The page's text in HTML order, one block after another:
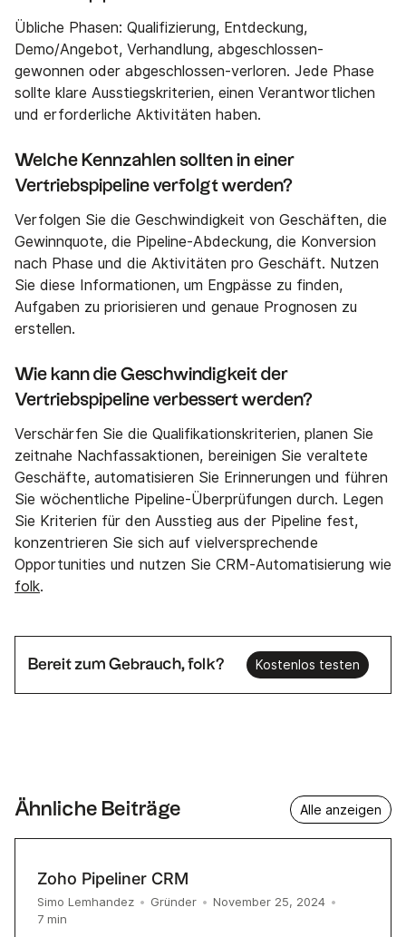
Übliche Phasen: Qualifizierung, Entdeckung,
Demo/Angebot, Verhandlung, abgeschlossen-
gewonnen oder abgeschlossen-verloren. Jede Phase
sollte klare Ausstiegskriterien, einen Verantwortlichen
und erforderliche Aktivitäten haben.
Welche Kennzahlen sollten in einer
Vertriebspipeline verfolgt werden?
Verfolgen Sie die Geschwindigkeit von Geschäften, die
Gewinnquote, die Pipeline-Abdeckung, die Konversion
nach Phase und die Aktivitäten pro Geschäft. Nutzen
Sie diese Informationen, um Engpässe zu finden,
Aufgaben zu priorisieren und genaue Prognosen zu
erstellen.
Wie kann die Geschwindigkeit der
Vertriebspipeline verbessert werden?
Verschärfen Sie die Qualifikationskriterien, planen Sie
zeitnahe Nachfassaktionen, bereinigen Sie veraltete
Geschäfte, automatisieren Sie Erinnerungen und führen
Sie wöchentliche Pipeline-Überprüfungen durch. Legen
Sie Kriterien für den Ausstieg aus der Pipeline fest,
konzentrieren Sie sich auf vielversprechende
Opportunities und nutzen Sie CRM-Automatisierung wie
folk.
Bereit zum Gebrauch, folk? Kostenlos testen
Ähnliche Beiträge Alle anzeigen
Zoho Pipeliner CRM
Simo Lemhandez • Gründer • November 25, 2024 •
7 min